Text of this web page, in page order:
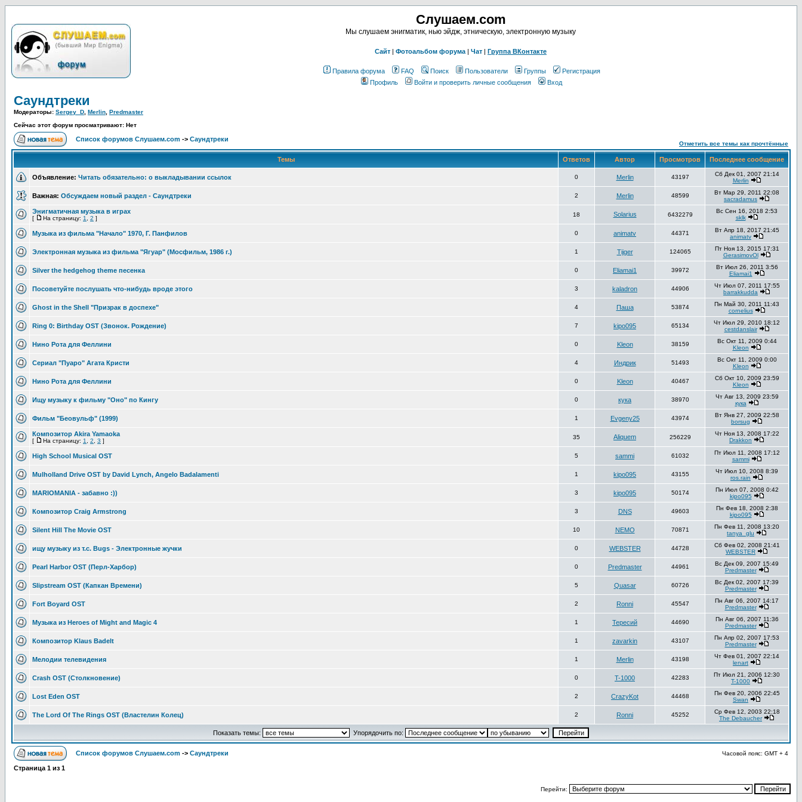
Слушаем.com
Мы слушаем энигматик, нью эйдж, этническую, электронную музыку
Сайт | Фотоальбом форума | Чат | Группа ВКонтакте
Правила форума FAQ Поиск Пользователи Группы
Регистрация
Профиль
Войти и проверить личные сообщения Вход
Саундтреки
Модераторы: Sergey_D Merlin Predmaster
Сейчас этот форум просматривают: Нет
Список форумов Слушаем.com -> Саундтреки
Отметить все темы как прочтённые
Темы Ответов Автор Просмотров Последнее сообщение
Объявление: Читать обязательно: о выкладывании ссылок 0 Merlin 43197
Сб Дек 01, 2007 21:14
Merlin
Важная: Обсуждаем новый раздел - Саундтреки 2 Merlin 48599
Вт Мар 29, 2011 22:08
sacradamus
Энигматичная музыка в играх
[ На страницу: 1 2 ]
18 Solarius 6432279
Вс Сен 16, 2018 2:53
sklk
Музыка из фильма "Начало" 1970, Г. Панфилов 0 animatv 44371
Вт Апр 18, 2017 21:45
animatv
Электронная музыка из фильма "Ягуар" (Мосфильм, 1986 г.) 1 Tijger 124065
Пт Ноя 13, 2015 17:31
GerasimovOl
Silver the hedgehog theme песенка 0 Eliamai1 39972
Вт Июл 26, 2011 3:56
Eliamai1
Посоветуйте послушать что-нибудь вроде этого 3 kaladron 44906
Чт Июл 07, 2011 17:55
barrakkudda
Ghost in the Shell "Призрак в доспехе" 4 Паша 53874
Пн Май 30, 2011 11:43
cornelius
Ring 0: Birthday OST (Звонок. Рождение) 7 kipo095 65134
Чт Июл 29, 2010 18:12
cestdanslair
Нино Рота для Феллини 0 Kleon 38159
Вс Окт 11, 2009 0:44
Kleon
Cериал "Пуаро" Агата Кристи 4 Индрик 51493
Вс Окт 11, 2009 0:00
Kleon
Нино Рота для Феллини 0 Kleon 40467
Сб Окт 10, 2009 23:59
Kleon
Ищу музыку к фильму "Оно" по Кингу 0 кука 38970
Чт Авг 13, 2009 23:59
кука
Фильм "Беовульф" (1999) 1 Evgeny25 43974
Вт Янв 27, 2009 22:58
borsug
Композитор Akira Yamaoka
[ На страницу: 1 2 3 ]
35 Aliquem 256229
Чт Ноя 13, 2008 17:22
Drakkon
High School Musical OST 5 sammi 61032
Пт Июл 11, 2008 17:12
sammi
Mulholland Drive OST by David Lynch, Angelo Badalamenti 1 kipo095 43155
Чт Июл 10, 2008 8:39
ros.rain
MARIOMANIA - забавно :)) 3 kipo095 50174
Пн Июл 07, 2008 0:42
kipo095
Композитор Craig Armstrong 3 DNS 49603
Пн Фев 18, 2008 2:38
kipo095
Silent Hill The Movie OST 10 NEMO 70871
Пн Фев 11, 2008 13:20
tanya_glu
ищу музыку из т.с. Bugs - Электронные жучки 0 WEBSTER 44728
Сб Фев 02, 2008 21:41
WEBSTER
Pearl Harbor OST (Перл-Харбор) 0 Predmaster 44961
Вс Дек 09, 2007 15:49
Predmaster
Slipstream OST (Капкан Времени) 5 Quasar 60726
Вс Дек 02, 2007 17:39
Predmaster
Fort Boyard OST 2 Ronni 45547
Пн Авг 06, 2007 14:17
Predmaster
Музыка из Heroes of Might and Magic 4 1 Тересий 44690
Пн Авг 06, 2007 11:36
Predmaster
Композитор Klaus Badelt 1 zavarkin 43107
Пн Апр 02, 2007 17:53
Predmaster
Мелодии телевидения 1 Merlin 43198
Чт Фев 01, 2007 22:14
lenart
Crash OST (Столкновение) 0 T-1000 42283
Пт Июл 21, 2006 12:30
T-1000
Lost Eden OST 2 CrazyKot 44468
Пн Фев 20, 2006 22:45
Swan
The Lord Of The Rings OST (Властелин Колец) 2 Ronni 45252
Ср Фев 12, 2003 22:18
The Debaucher
Показать темы: Упорядочить по:
Список форумов Слушаем.com -> Саундтреки Часовой пояс: GMT + 4
Страница 1 из 1
Перейти: